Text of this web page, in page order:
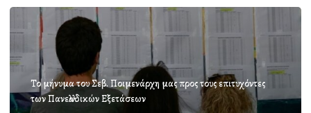
Το μήνυμα του Σεβ. Ποιμενάρχη μας προς τους επιτυχόντες
των Πανελλαδικών Εξετάσεων